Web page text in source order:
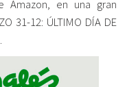
Amazon, en una gran
31-12: ÚLTIMO DÍA DE